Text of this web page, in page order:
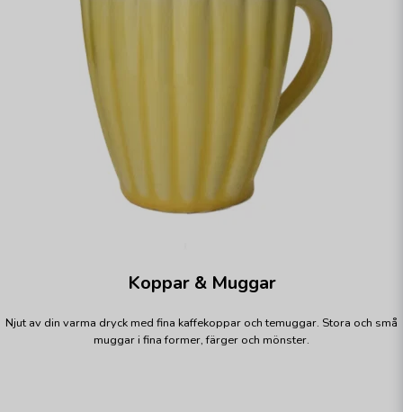
Koppar & Muggar
Njut av din varma dryck med fina kaffekoppar och temuggar. Stora och små
muggar i fina former, färger och mönster.